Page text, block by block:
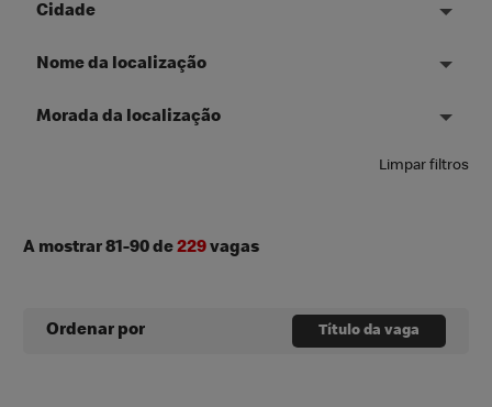
Cidade
Nome da localização
Morada da localização
Limpar filtros
A mostrar81-90de229vagas
Ordenar por Título da vaga